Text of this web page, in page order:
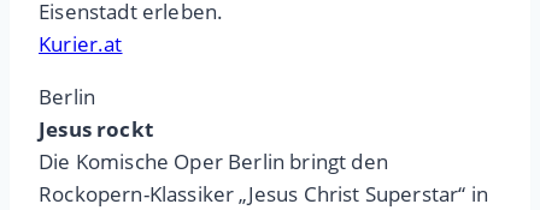
Eisenstadt erleben.
Kurier.at
Berlin
Jesus rockt
Die Komische Oper Berlin bringt den
Rockopern-Klassiker „Jesus Christ Superstar“ in